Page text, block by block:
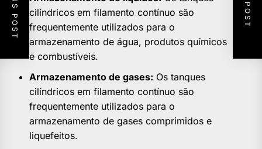
cilíndricos em filamento contínuo são
frequentemente utilizados para o
armazenamento de água, produtos químicos
e combustíveis.
Armazenamento de gases: Os tanques
cilíndricos em filamento contínuo são
frequentemente utilizados para o
armazenamento de gases comprimidos e
liquefeitos.